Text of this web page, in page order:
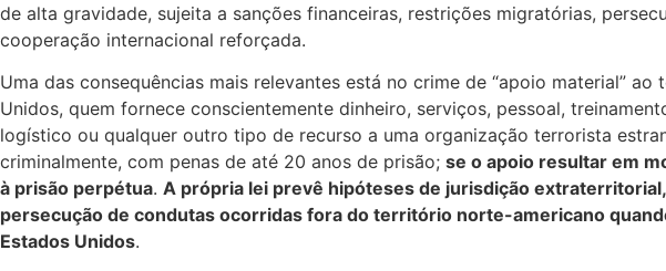
de alta gravidade, sujeita a sanções financeiras, restrições migratórias,
cooperação internacional reforçada.
Uma das consequências mais relevantes está no crime de “apoio material” ao
Unidos, quem fornece conscientemente dinheiro, serviços, pessoal,
logístico ou qualquer outro tipo de recurso a uma organização terrorista
criminalmente, com penas de até 20 anos de prisão; se o apoio resultar em
à prisão perpétua. A própria lei prevê hipóteses de jurisdição
persecução de condutas ocorridas fora do território norte-americano
Estados Unidos.